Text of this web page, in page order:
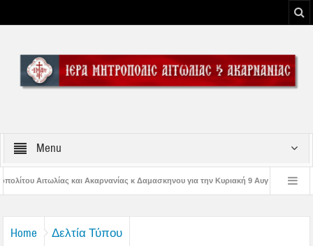
Menu
κ Δαμασκηνου για την Κυριακή 9 Αυγούστου 2026 Η εορτή της
Home Δελτία Τύπου